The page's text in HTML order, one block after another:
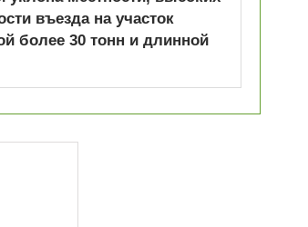
въезда на участок
более 30 тонн и длинной